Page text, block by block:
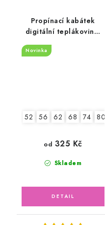
Propínací kabátek
digitální teplákovina,
Novinka
52 56 62 68 74 80
Skladem
od 325 Kč